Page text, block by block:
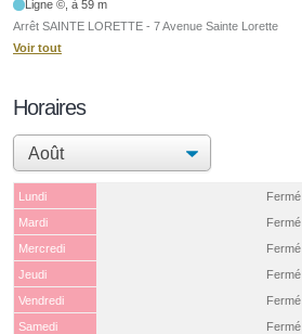
Ligne ©, à 59 m
Arrêt SAINTE LORETTE - 7 Avenue Sainte Lorette
Voir tout
Horaires
Lundi
Fermé
Mardi
Fermé
Mercredi
Fermé
Jeudi
Fermé
Vendredi
Fermé
Samedi
Fermé